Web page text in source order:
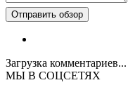
Загрузка комментариев...
МЫ В СОЦСЕТЯХ